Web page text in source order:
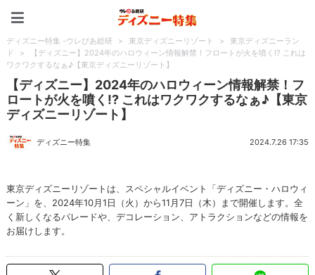
ディズニー特集 -ウレぴあ総研 > 東京ディズニーリゾート >
東京ディズニーラン
ド
>
【ディズニー】2024年のハロウィーン情報解禁！フロートが火を噴く!? これは
ワクワクするなぁ♪【東京ディズニーリゾート】
【ディズニー】2024年のハロウィーン情報解禁！フ
ロートが火を噴く!? これはワクワクするなぁ♪【東京
ディズニーリゾート】
ディズニー特集 2024.7.26 17:35
東京ディズニーリゾートは、スペシャルイベント「ディズニー・ハロウィ
ーン」を、2024年10月1日（火）から11月7日（木）まで開催します。全
く新しくなるパレードや、デコレーション、アトラクションなどの情報を
お届けします。